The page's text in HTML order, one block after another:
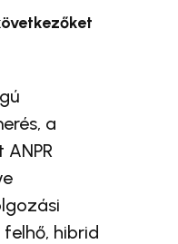
a
hibrid